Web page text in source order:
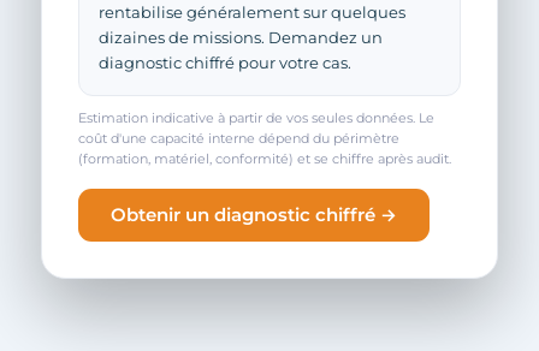
rentabilise généralement sur quelques
dizaines de missions. Demandez un
diagnostic chiffré pour votre cas.
Estimation indicative à partir de vos seules données. Le
coût d'une capacité interne dépend du périmètre
(formation, matériel, conformité) et se chiffre après audit.
Obtenir un diagnostic chiffré →